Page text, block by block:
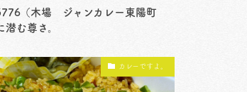
（木場 ジャンカレー東陽町
潜む尊さ。
カレーですよ。